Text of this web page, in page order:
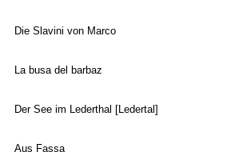
Die Slavini von Marco
La busa del barbaz
Der See im Lederthal [Ledertal]
Aus Fassa